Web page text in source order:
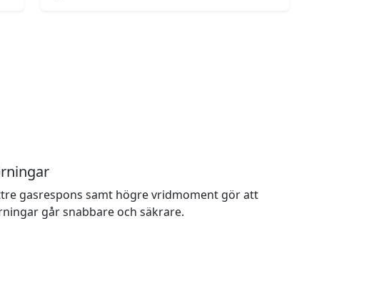
gasrespons samt högre vridmoment gör att
går snabbare och säkrare.